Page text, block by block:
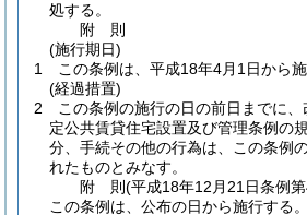
処する。
附 則
(施行期日)
1
この条例は、平成18年4月1日から施
(経過措置)
2
この条例の施行の日の前日までに
定公共賃貸住宅設置及び管理条例の
分、手続その他の行為は、この条例
れたものとみなす。
附 則(平成18年12月21日条例
この条例は、公布の日から施行する。